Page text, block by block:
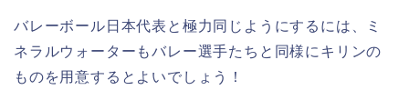
バレーボール日本代表と極力同じようにするには、ミ
ネラルウォーターもバレー選手たちと同様にキリンの
ものを用意するとよいでしょう！